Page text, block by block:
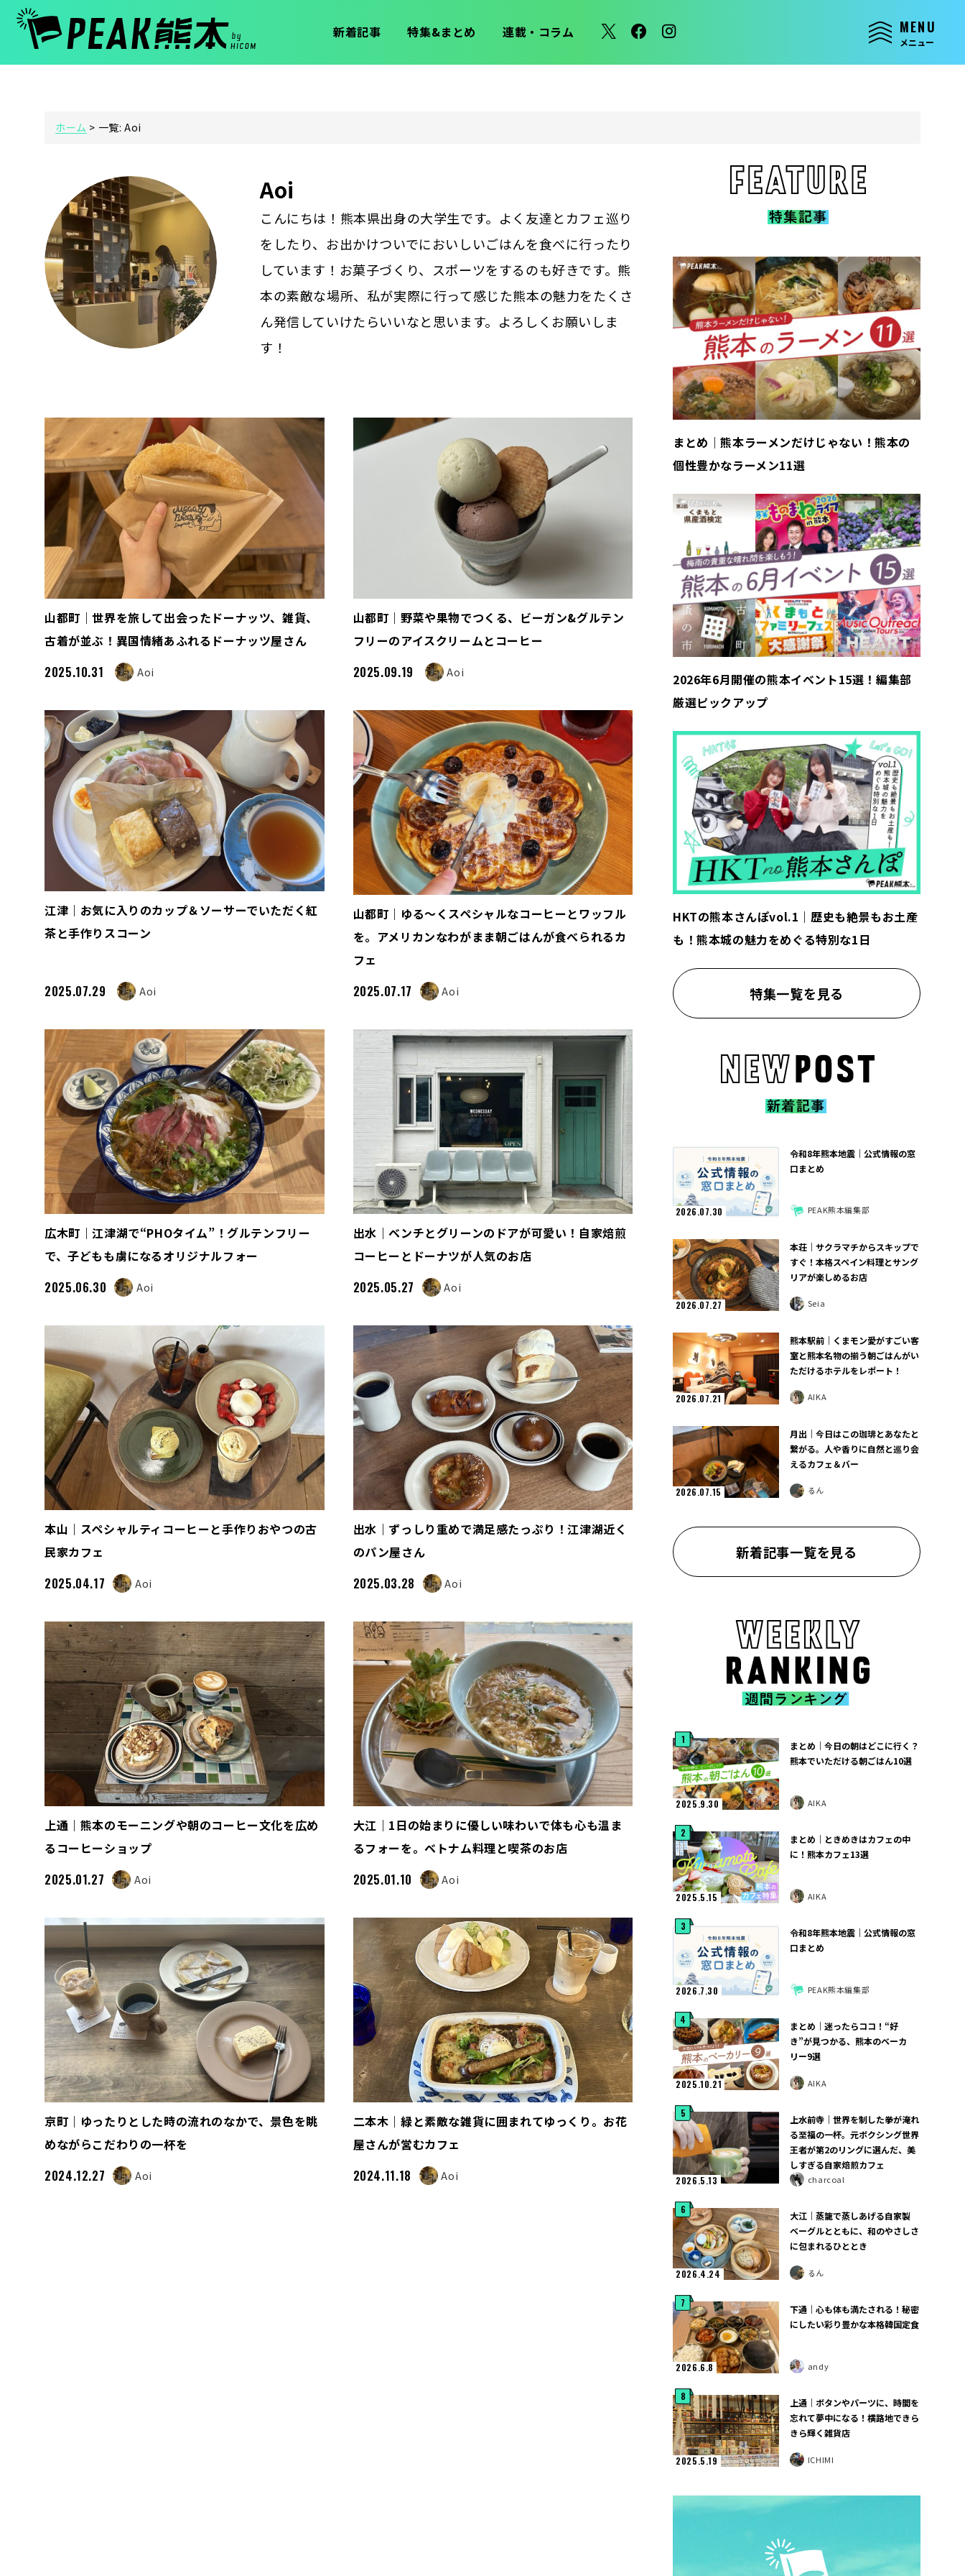
新着記事 特集&まとめ 連載・コラム MENU
メニュー
ホーム > 一覧: Aoi
Aoi
こんにちは！熊本県出身の大学生です。よく友達とカフェ巡り
をしたり、お出かけついでにおいしいごはんを食べに行ったり
しています！お菓子づくり、スポーツをするのも好きです。熊
本の素敵な場所、私が実際に行って感じた熊本の魅力をたくさ
ん発信していけたらいいなと思います。よろしくお願いしま
す！
山都町｜世界を旅して出会ったドーナッツ、雑貨、
古着が並ぶ！異国情緒あふれるドーナッツ屋さん
2025.10.31
Aoi
山都町｜野菜や果物でつくる、ビーガン&グルテン
フリーのアイスクリームとコーヒー
2025.09.19
Aoi
江津｜お気に入りのカップ＆ソーサーでいただく紅
茶と手作りスコーン
2025.07.29 Aoi
山都町｜ゆる～くスペシャルなコーヒーとワッフル
を。アメリカンなわがまま朝ごはんが食べられるカ
フェ
2025.07.17
Aoi
広木町｜江津湖で“PHOタイム”！グルテンフリー
で、子どもも虜になるオリジナルフォー
2025.06.30
Aoi
出水｜ベンチとグリーンのドアが可愛い！自家焙煎
コーヒーとドーナツが人気のお店
2025.05.27
Aoi
本山｜スペシャルティコーヒーと手作りおやつの古
民家カフェ
2025.04.17
Aoi
出水｜ずっしり重めで満足感たっぷり！江津湖近く
のパン屋さん
2025.03.28
Aoi
上通｜熊本のモーニングや朝のコーヒー文化を広め
るコーヒーショップ
2025.01.27
Aoi
大江｜1日の始まりに優しい味わいで体も心も温ま
るフォーを。ベトナム料理と喫茶のお店
2025.01.10
Aoi
京町｜ゆったりとした時の流れのなかで、景色を眺
めながらこだわりの一杯を
2024.12.27
Aoi
二本木｜緑と素敵な雑貨に囲まれてゆっくり。お花
屋さんが営むカフェ
2024.11.18
Aoi
まとめ｜熊本ラーメンだけじゃない！熊本の
個性豊かなラーメン11選
2026年6月開催の熊本イベント15選！編集部
厳選ピックアップ
HKTの熊本さんぽvol.1｜歴史も絶景もお土産
も！熊本城の魅力をめぐる特別な1日
特集一覧を見る
2026.07.30
令和8年熊本地震｜公式情報の窓
口まとめ
PEAK熊本編集部
2026.07.27
本荘｜サクラマチからスキップで
すぐ！本格スペイン料理とサング
リアが楽しめるお店
Seia
2026.07.21
熊本駅前｜くまモン愛がすごい客
室と熊本名物の揃う朝ごはんがい
ただけるホテルをレポート！
AIKA
2026.07.15
月出｜今日はこの珈琲とあなたと
繋がる。人や香りに自然と巡り会
えるカフェ＆バー
るん
新着記事一覧を見る
1
2025.9.30
まとめ｜今日の朝はどこに行く？
熊本でいただける朝ごはん10選
AIKA
2
2025.5.15
まとめ｜ときめきはカフェの中
に！熊本カフェ13選
AIKA
3
2026.7.30
令和8年熊本地震｜公式情報の窓
口まとめ
PEAK熊本編集部
4
2025.10.21
まとめ｜迷ったらココ！“好
き”が見つかる、熊本のベーカ
リー9選
AIKA
5
2026.5.13
上水前寺｜世界を制した拳が淹れ
る至福の一杯。元ボクシング世界
王者が第2のリングに選んだ、美
しすぎる自家焙煎カフェ
charcoal
6
2026.4.24
大江｜蒸籠で蒸しあげる自家製
ベーグルとともに、和のやさしさ
に包まれるひととき
るん
7
2026.6.8
下通｜心も体も満たされる！秘密
にしたい彩り豊かな本格韓国定食
andy
8
2025.5.19
上通｜ボタンやパーツに、時間を
忘れて夢中になる！横路地できら
きら輝く雑貨店
ICHIMI